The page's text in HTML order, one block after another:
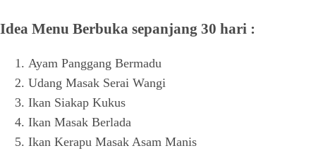
Idea Menu Berbuka sepanjang 30 hari :
Ayam Panggang Bermadu
Udang Masak Serai Wangi
Ikan Siakap Kukus
Ikan Masak Berlada
Ikan Kerapu Masak Asam Manis